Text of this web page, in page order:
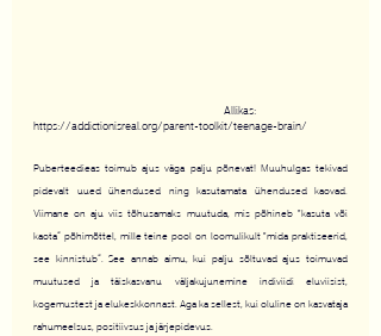
Allikas:
https://addictionisreal.org/parent-toolkit/teenage-brain/
Puberteedieas toimub ajus väga palju põnevat! Muuhulgas tekivad
pidevalt uued ühendused ning kasutamata ühendused kaovad.
Viimane on aju viis tõhusamaks muutuda, mis põhineb "kasuta või
kaota“ põhimõttel, mille teine pool on loomulikult "mida praktiseerid,
see kinnistub“. See annab aimu, kui palju sõltuvad ajus toimuvad
muutused ja täiskasvanu väljakujunemine indiviidi eluviisist,
kogemustest ja elukeskkonnast. Aga ka sellest, kui oluline on kasvataja
rahumeelsus, positiivsus ja järjepidevus.